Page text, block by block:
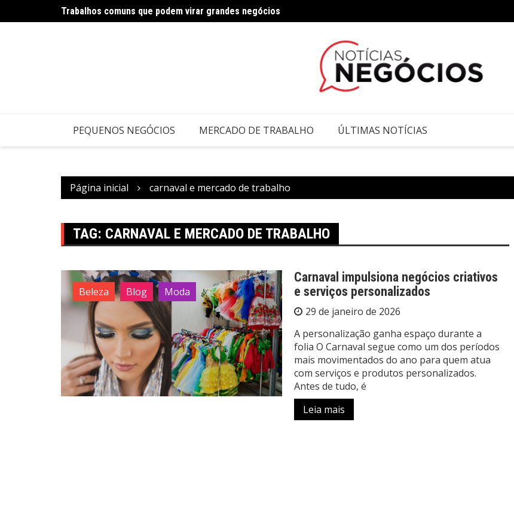
Trabalhos comuns que podem virar grandes negócios
Carnaval impulsiona negócios criativos e serviços personalizados
PEQUENOS NEGÓCIOS MERCADO DE TRABALHO ÚLTIMAS NOTÍCIAS
Página inicial carnaval e mercado de trabalho
TAG: CARNAVAL E MERCADO DE TRABALHO
Beleza Blog Moda
Carnaval impulsiona negócios criativos
e serviços personalizados
29 de janeiro de 2026
A personalização ganha espaço durante a
folia O Carnaval segue como um dos períodos
mais movimentados do ano para quem atua
com serviços e produtos personalizados.
Antes de tudo, é
Leia mais